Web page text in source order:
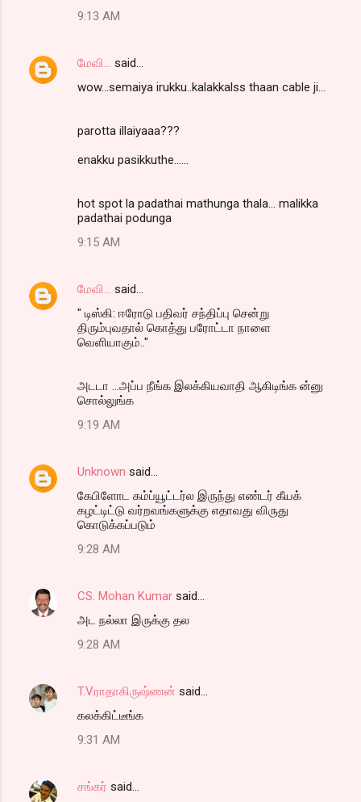
9:13 AM
மேவி...
said…
wow...semaiya irukku..kalakkalss thaan cable ji...
parotta illaiyaaa???
enakku pasikkuthe......
hot spot la padathai mathunga thala... malikka
padathai podunga
9:15 AM
மேவி...
said…
" டிஸ்கி: ஈரோடு பதிவர் சந்திப்பு சென்று
திரும்புவதால் கொத்து பரோட்டா நாளை
வெளியாகும்.."
அடடா ...அப்ப நீங்க இலக்கியவாதி ஆகிடிங்க ன்னு
சொல்லுங்க
9:19 AM
Unknown said…
கேபிளோட கம்ப்யூட்டர்ல இருந்து எண்டர் கீயக்
கழட்டிட்டு வர்றவங்களுக்கு எதாவது விருது
கொடுக்கப்படும்
9:28 AM
CS. Mohan Kumar said…
அட நல்லா இருக்கு தல
9:28 AM
T.V.ராதாகிருஷ்ணன் said…
கலக்கிட்டீங்க
9:31 AM
சங்கர் said…